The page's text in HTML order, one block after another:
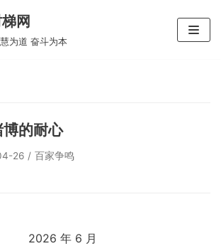
网
为道 奋斗为本
的耐心
26 百家争鸣
2026 年 6 月